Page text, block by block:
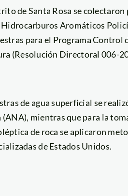
de Santa Rosa se
Aromáticos
para el Programa Control
(Resolución Directoral 006-
de agua superficial se
mientras que para la
de roca se aplicaron
de Estados Unidos.